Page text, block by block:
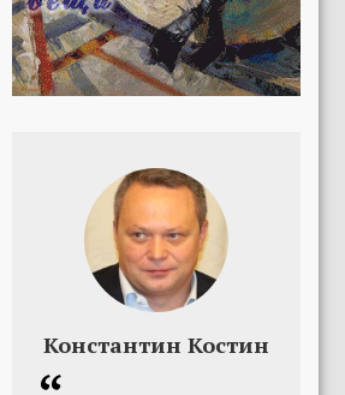
Константин Костин